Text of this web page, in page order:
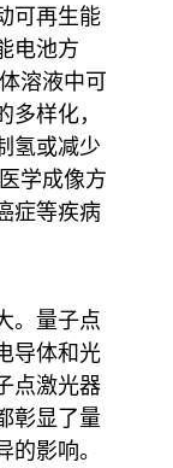
可再生能
电池方
溶液中可
样化，
氢或减少
学成像方
症等疾病
。量子点
导体和光
点激光器
彰显了量
影响。